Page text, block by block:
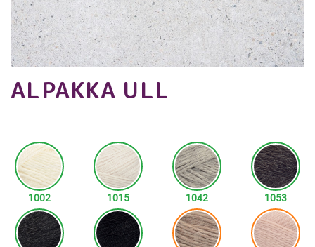
ALPAKKA ULL
1002 1015 1042 1053